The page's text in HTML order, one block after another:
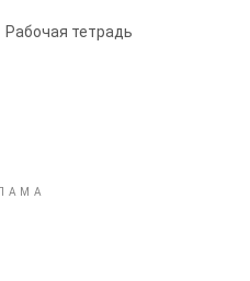
Рабочая тетрадь